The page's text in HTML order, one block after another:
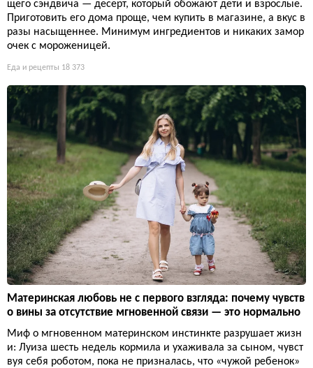
щего сэндвича — десерт, который обожают дети и взрослые.
Приготовить его дома проще, чем купить в магазине, а вкус в
разы насыщеннее. Минимум ингредиентов и никаких замор
очек с мороженицей.
Еда и рецепты 18 373
Материнская любовь не с первого взгляда: почему чувств
о вины за отсутствие мгновенной связи — это нормально
Миф о мгновенном материнском инстинкте разрушает жизн
и: Луиза шесть недель кормила и ухаживала за сыном, чувст
вуя себя роботом, пока не призналась, что «чужой ребенок»